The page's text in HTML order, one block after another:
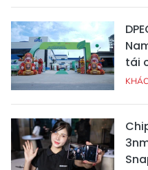
tái
KHÁC